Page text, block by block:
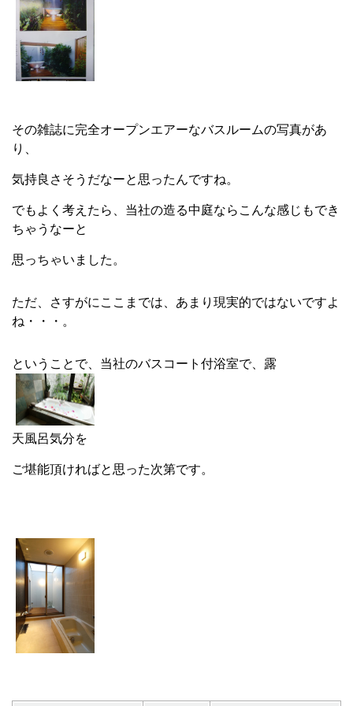
その雑誌に完全オープンエアーなバスルームの写真があ
り、
気持良さそうだなーと思ったんですね。
でもよく考えたら、当社の造る中庭ならこんな感じもでき
ちゃうなーと
思っちゃいました。
ただ、さすがにここまでは、あまり現実的ではないですよ
ね・・・。
ということで、当社のバスコート付浴室で、露
天風呂気分を
ご堪能頂ければと思った次第です。